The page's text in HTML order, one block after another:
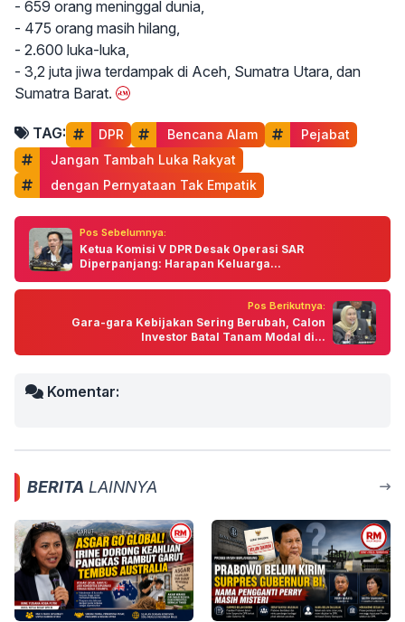
- 659 orang meninggal dunia,
- 475 orang masih hilang,
- 2.600 luka-luka,
- 3,2 juta jiwa terdampak di Aceh, Sumatra Utara, dan
Sumatra Barat.
TAG: DPR Bencana Alam
Pejabat
Jangan Tambah Luka Rakyat
dengan Pernyataan Tak Empatik
Pos Sebelumnya:
Ketua Komisi V DPR Desak Operasi SAR
Diperpanjang: Harapan Keluarga...
Pos Berikutnya:
Gara-gara Kebijakan Sering Berubah, Calon
Investor Batal Tanam Modal di...
Komentar:
BERITA LAINNYA